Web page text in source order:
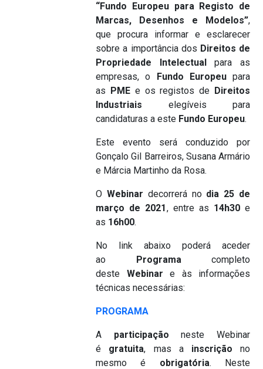
“Fundo Europeu para Registo de
Marcas, Desenhos e Modelos”,
que procura informar e esclarecer
sobre a importância dos Direitos de
Propriedade Intelectualpara as
empresas, o Fundo Europeupara
as PME e os registos de Direitos
Industriais elegíveis para
candidaturas a este Fundo Europeu.
Este evento será conduzido por
Gonçalo Gil Barreiros, Susana Armário
e Márcia Martinho da Rosa.
OWebinar decorrerá no dia 25 de
março de 2021, entre as 14h30e
as 16h00.
No link abaixo poderá aceder
ao Programacompleto
deste Webinar e às informações
técnicas necessárias:
PROGRAMA
A participação neste Webinar
é gratuita, mas a inscrição no
mesmo é obrigatória. Neste